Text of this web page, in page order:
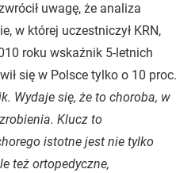
uwagę, że analiza
w której uczestniczył KRN,
roku wskaźnik 5-letnich
się w Polsce tylko o 10 proc.
Wydaje się, że to choroba, w
Klucz to
istotne jest nie tylko
też ortopedyczne,